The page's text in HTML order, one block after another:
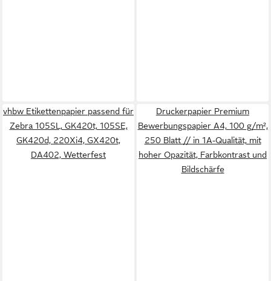
vhbw Etikettenpapier passend für
Zebra 105SL, GK420t, 105SE,
GK420d, 220Xi4, GX420t,
DA402, Wetterfest
Druckerpapier Premium
Bewerbungspapier A4, 100 g/m²,
250 Blatt // in 1A-Qualität, mit
hoher Opazität, Farbkontrast und
Bildschärfe